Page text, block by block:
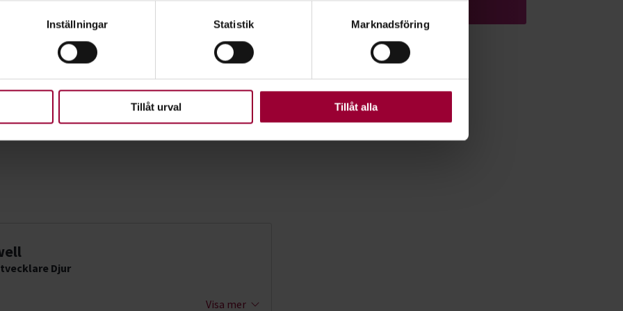
uppgifter behandlas och ställ in dina preferenser i
detaljsektionen . Du kan ändra
när som helst från cookie-förklaringen.
som möjligt använder vi kakor (cookies) på vår webbplats. Vissa kakor är
Inställningar Statistik Marknadsföring
Tillåt urval Tillåt alla
Djur
Visa mer